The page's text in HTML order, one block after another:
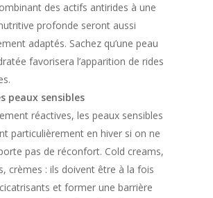
des actifs antirides à une
profonde seront aussi
adaptés. Sachez qu’une peau
favorisera l’apparition de rides
peaux sensibles
réactives, les peaux sensibles
particulièrement en hiver si on ne
pas de réconfort. Cold creams,
crèmes : ils doivent être à la fois
et former une barrière